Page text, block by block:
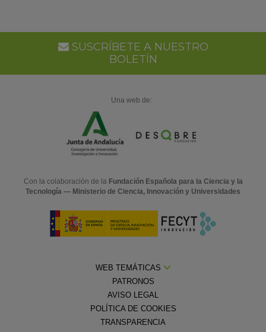
SUSCRÍBETE A NUESTRO
BOLETÍN
Una web de:
Con la colaboración de la Fundación Española para la Ciencia y la
Tecnología — Ministerio de Ciencia, Innovación y Universidades
WEB TEMÁTICAS
PATRONOS
AVISO LEGAL
POLÍTICA DE COOKIES
TRANSPARENCIA